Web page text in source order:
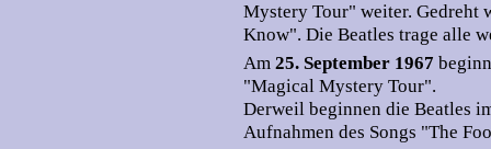
Mystery Tour" weiter. Gedreht
Know". Die Beatles trage alle
Am 25. September 1967
"Magical Mystery Tour".
Derweil beginnen die Beatles
Aufnahmen des Songs "The